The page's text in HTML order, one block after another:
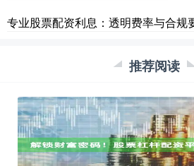
专业股票配资利息：透明费率与合规
推荐阅读